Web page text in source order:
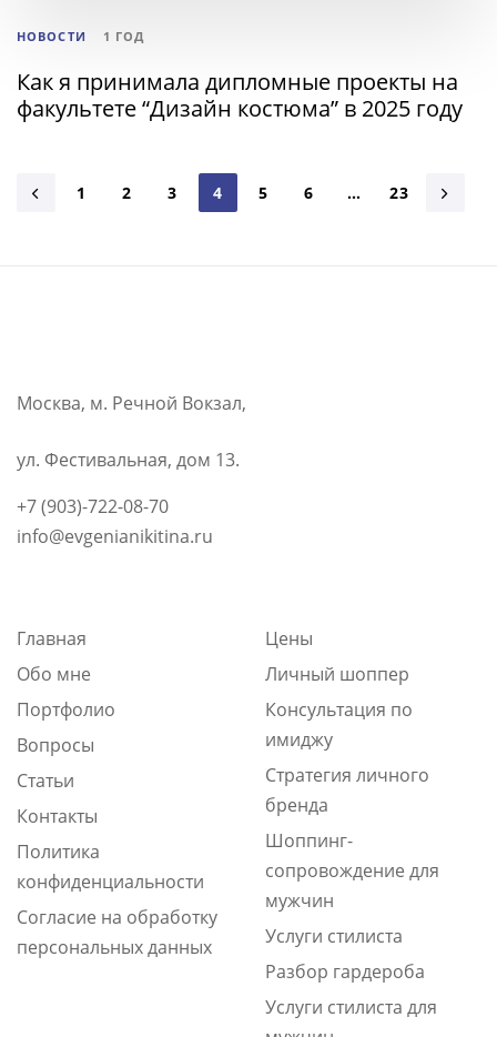
НОВОСТИ 1 ГОД
Как я принимала дипломные проекты на
факультете “Дизайн костюма” в 2025 году
1 2 3 4 5 6 … 23
Москва, м. Речной Вокзал,
ул. Фестивальная, дом 13.
+7 (903)-722-08-70
info@evgenianikitina.ru
Главная
Обо мне
Портфолио
Вопросы
Статьи
Контакты
Политика
конфиденциальности
Согласие на обработку
персональных данных
Цены
Личный шоппер
Консультация по
имиджу
Стратегия личного
бренда
Шоппинг-
сопровождение для
мужчин
Услуги стилиста
Разбор гардероба
Услуги стилиста для